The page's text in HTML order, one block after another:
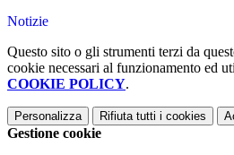
Notizie
Questo sito o gli strumenti terzi da
cookie necessari al funzionamento ed
COOKIE POLICY.
Personalizza Rifiuta tutti i cookies
Gestione cookie